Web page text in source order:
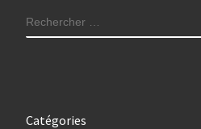
RECHERCHER
Catégories